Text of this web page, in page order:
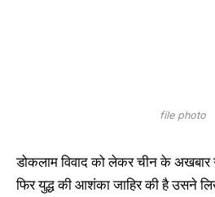
file photo
डोकलाम विवाद को लेकर चीन के अखबार
फिर युद्ध की आशंका जाहिर की है उसने